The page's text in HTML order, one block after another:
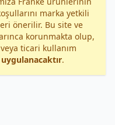
marka yetkili
önerilir. Bu site ve
korunmakta olup,
ticari kullanım
.